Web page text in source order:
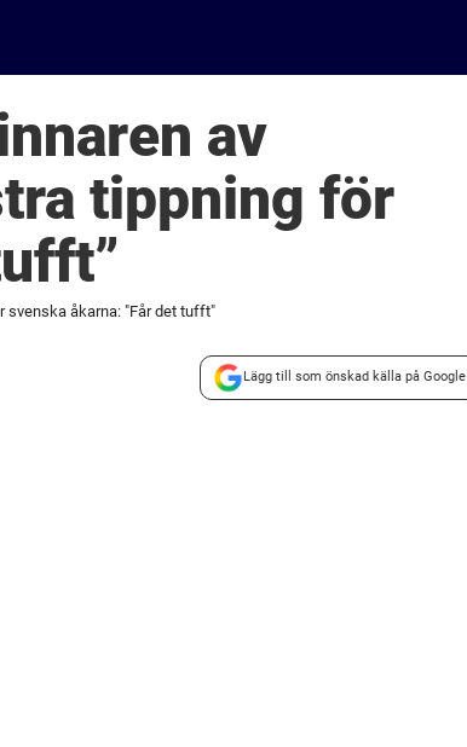
av
tippning för
svenska åkarna: "Får det tufft"
Lägg till som önskad källa på Google